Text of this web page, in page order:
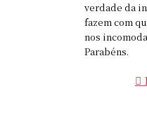
verdade da
fazem com
nos
Parabéns.